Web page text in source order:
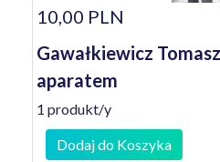
10,00 PLN
Gawałkiewicz
aparatem
1 produkt/y
Dodaj do Koszyka